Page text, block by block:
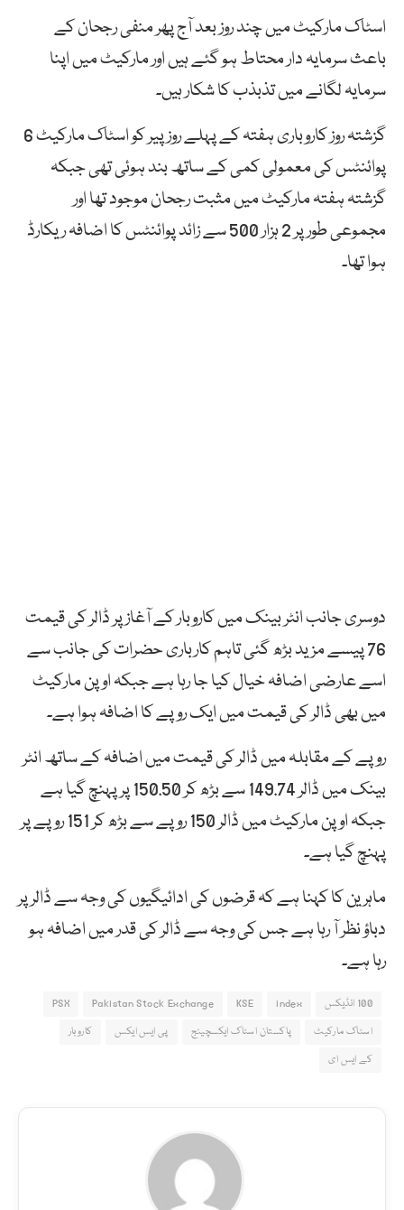
اسٹاک مارکیٹ میں چند روز بعد آج پھر منفی رجحان کے
باعث سرمایہ دار محتاط ہو گئے ہیں اور مارکیٹ میں اپنا
سرمایہ لگانے میں تذبذب کا شکار ہیں۔
گزشتہ روز کاروباری ہفتہ کے پہلے روز پیر کو اسٹاک مارکیٹ 6
پوائنٹس کی معمولی کمی کے ساتھ بند ہوئی تھی جبکہ
گزشتہ ہفتہ مارکیٹ میں مثبت رجحان موجود تھا اور
مجموعی طور پر 2 ہزار 500 سے زائد پوائنٹس کا اضافہ ریکارڈ
ہوا تھا۔
دوسری جانب انٹر بینک میں کاروبار کے آغاز پر ڈالر کی قیمت
76 پیسے مزید بڑھ گئی تاہم کارباری حضرات کی جانب سے
اسے عارضی اضافہ خیال کیا جا رہا ہے جبکہ اوپن مارکیٹ
میں بھی ڈالر کی قیمت میں ایک روپے کا اضافہ ہوا ہے۔
روپے کے مقابلہ میں ڈالر کی قیمت میں اضافہ کے ساتھ انٹر
بینک میں ڈالر 149.74 سے بڑھ کر 150.50 پر پہنچ گیا ہے
جبکہ اوپن مارکیٹ میں ڈالر 150 روپے سے بڑھ کر 151 روپے پر
پہنچ گیا ہے۔
ماہرین کا کہنا ہے کہ قرضوں کی ادائیگیوں کی وجہ سے ڈالر پر
دباؤ نظر آ رہا ہے جس کی وجہ سے ڈالر کی قدر میں اضافہ ہو
رہا ہے۔
100 انڈیکس index
KSE
Pakistan Stock Exchange
PSX
اسٹاک مارکیٹ
پاکستان اسٹاک ایکسچینج پی ایس ایکس
کاروبار
کے ایس ای